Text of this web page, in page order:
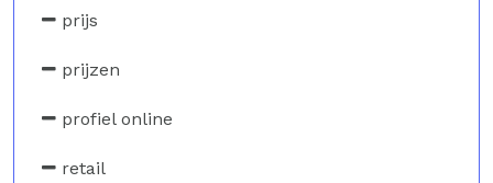
prijs
prijzen
profiel online
retail